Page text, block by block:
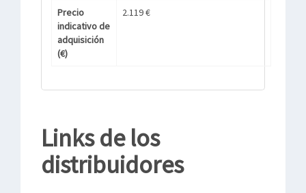
Precio
indicativo de
adquisición
(€)
2.119 €
Links de los
distribuidores